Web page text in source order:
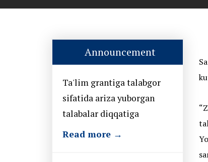
Announcement
Ta'lim grantiga talabgor
sifatida ariza yuborgan
talabalar diqqatiga
Read more →